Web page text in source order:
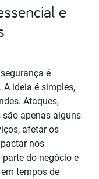
e
é
ideia é simples,
Ataques,
são apenas alguns
afetar os
nos
do negócio e
tempos de